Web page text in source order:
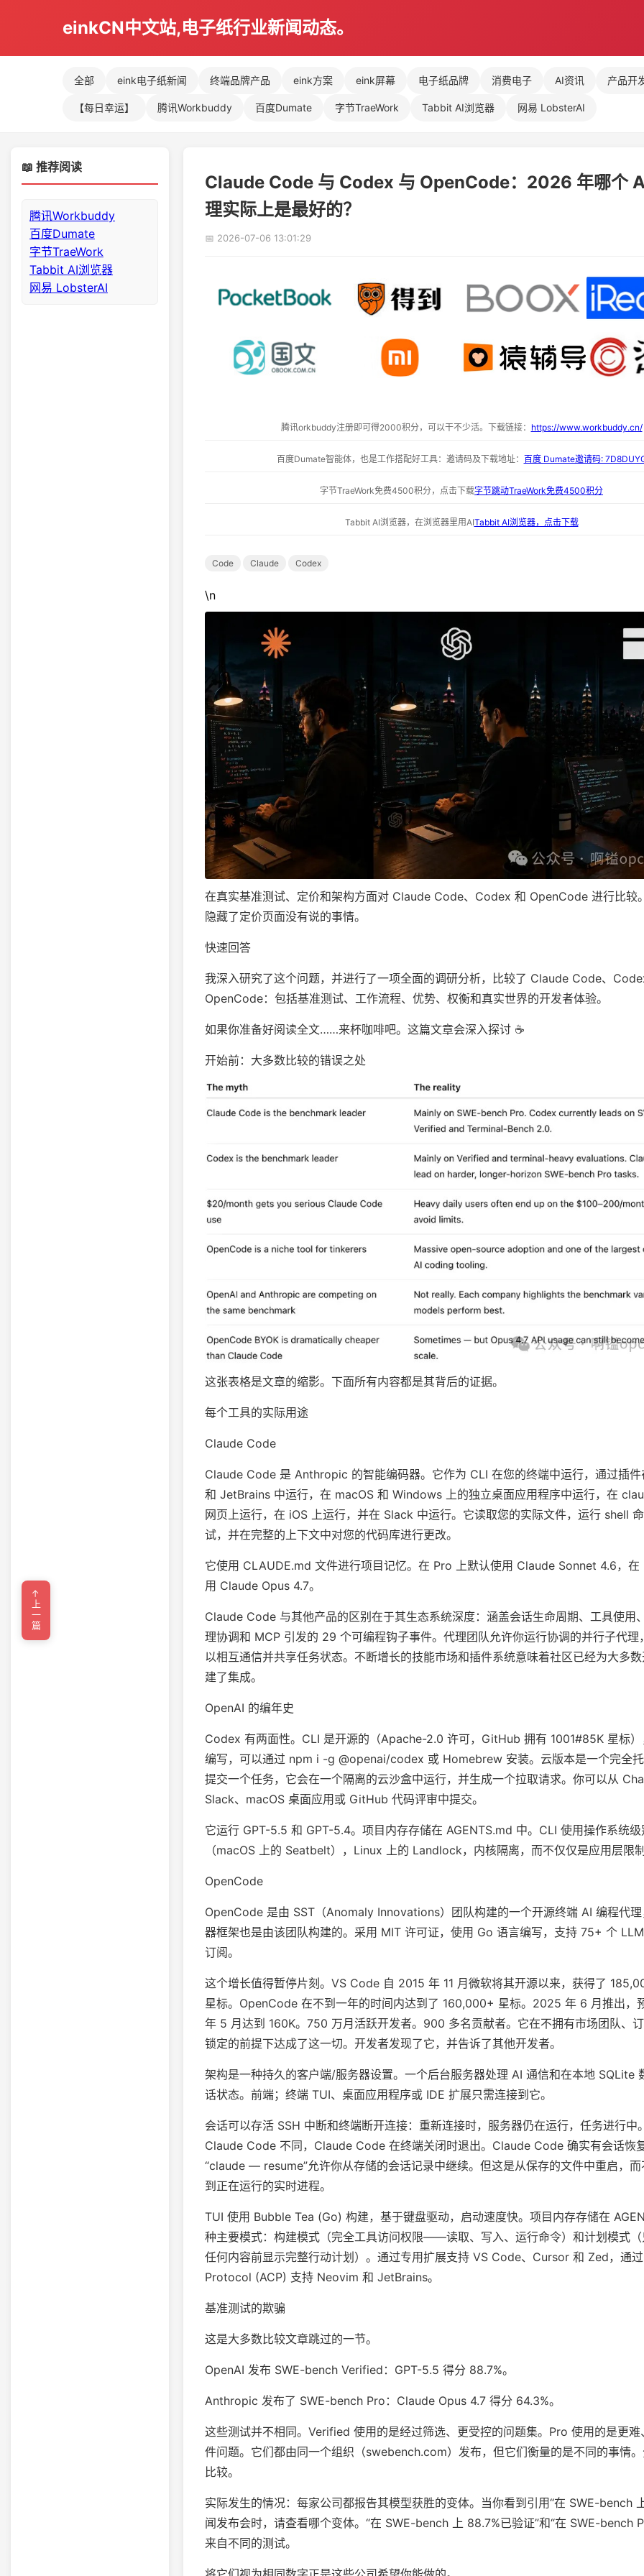
einkCN中文站,电子纸行业新闻动态。
全部 eink电子纸新闻 终端品牌产品 eink方案 eink屏幕 电子纸品牌 消费电子 AI资讯 产品开
【每日幸运】 腾讯Workbuddy 百度Dumate 字节TraeWork Tabbit AI浏览器 网易 LobsterAI
📖 推荐阅读
腾讯Workbuddy
百度Dumate
字节TraeWork
Tabbit AI浏览器
网易 LobsterAI
Claude Code 与 Codex 与 OpenCode：2026 年哪个
理实际上是最好的？
📅 2026-07-06 13:01:29
腾讯orkbuddy注册即可得2000积分，可以干不少活。下载链接： https://www.workbuddy.cn/
百度Dumate智能体，也是工作搭配好工具：邀请码及下载地址： 百度 Dumate邀请码:
字节TraeWork免费4500积分，点击下载字节跳动TraeWork免费4500积分
Tabbit AI浏览器，在浏览器里用AITabbit AI浏览器，点击下载
Code Claude Codex
\n
在真实基准测试、定价和架构方面对 Claude Code、Codex 和 OpenCode 进行比较
隐藏了定价页面没有说的事情。
快速回答
我深入研究了这个问题，并进行了一项全面的调研分析，比较了 Claude Code、
OpenCode：包括基准测试、工作流程、优势、权衡和真实世界的开发者体验。
如果你准备好阅读全文……来杯咖啡吧。这篇文章会深入探讨 ☕️
开始前：大多数比较的错误之处
这张表格是文章的缩影。下面所有内容都是其背后的证据。
每个工具的实际用途
Claude Code
Claude Code 是 Anthropic 的智能编码器。它作为 CLI 在您的终端中运行，通过插
和 JetBrains 中运行，在 macOS 和 Windows 上的独立桌面应用程序中运行，在
网页上运行，在 iOS 上运行，并在 Slack 中运行。它读取您的实际文件，运行 shell
试，并在完整的上下文中对您的代码库进行更改。
它使用 CLAUDE.md 文件进行项目记忆。在 Pro 上默认使用 Claude Sonnet 4.6，
用 Claude Opus 4.7。
Claude Code 与其他产品的区别在于其生态系统深度：涵盖会话生命周期、工具使用
理协调和 MCP 引发的 29 个可编程钩子事件。代理团队允许你运行协调的并行子代理
以相互通信并共享任务状态。不断增长的技能市场和插件系统意味着社区已经为大多
建了集成。
OpenAI 的编年史
Codex 有两面性。CLI 是开源的（Apache-2.0 许可，GitHub 拥有 1001#85K 星标
编写，可以通过 npm i -g @openai/codex 或 Homebrew 安装。云版本是一个完全
提交一个任务，它会在一个隔离的云沙盒中运行，并生成一个拉取请求。你可以从
Slack、macOS 桌面应用或 GitHub 代码评审中提交。
它运行 GPT-5.5 和 GPT-5.4。项目内存存储在 AGENTS.md 中。CLI 使用操作系统
（macOS 上的 Seatbelt），Linux 上的 Landlock，内核隔离，而不仅仅是应用层限
OpenCode
OpenCode 是由 SST（Anomaly Innovations）团队构建的一个开源终端 AI 编程代
器框架也是由该团队构建的。采用 MIT 许可证，使用 Go 语言编写，支持 75+ 个
订阅。
这个增长值得暂停片刻。VS Code 自 2015 年 11 月微软将其开源以来，获得了
星标。OpenCode 在不到一年的时间内达到了 160,000+ 星标。2025 年 6 月推出，
年 5 月达到 160K。750 万月活跃开发者。900 多名贡献者。它在不拥有市场团队、
锁定的前提下达成了这一切。开发者发现了它，并告诉了其他开发者。
架构是一种持久的客户端/服务器设置。一个后台服务器处理 AI 通信和在本地 SQLite
话状态。前端；终端 TUI、桌面应用程序或 IDE 扩展只需连接到它。
会话可以存活 SSH 中断和终端断开连接：重新连接时，服务器仍在运行，任务进行中
Claude Code 不同，Claude Code 在终端关闭时退出。Claude Code 确实有会话恢
“claude — resume”允许你从存储的会话记录中继续。但这是从保存的文件中重启，
到正在运行的实时进程。
TUI 使用 Bubble Tea (Go) 构建，基于键盘驱动，启动速度快。项目内存存储在
种主要模式：构建模式（完全工具访问权限——读取、写入、运行命令）和计划模式
任何内容前显示完整行动计划）。通过专用扩展支持 VS Code、Cursor 和 Zed，通
Protocol (ACP) 支持 Neovim 和 JetBrains。
基准测试的欺骗
这是大多数比较文章跳过的一节。
OpenAI 发布 SWE-bench Verified：GPT-5.5 得分 88.7%。
Anthropic 发布了 SWE-bench Pro：Claude Opus 4.7 得分 64.3%。
这些测试并不相同。Verified 使用的是经过筛选、更受控的问题集。Pro 使用的是更难
件问题。它们都由同一个组织（swebench.com）发布，但它们衡量的是不同的事情
比较。
实际发生的情况：每家公司都报告其模型获胜的变体。当你看到引用“在 SWE-bench
闻发布会时，请查看哪个变体。“在 SWE-bench 上 88.7%已验证”和“在 SWE-bench
来自不同的测试。
←上一篇